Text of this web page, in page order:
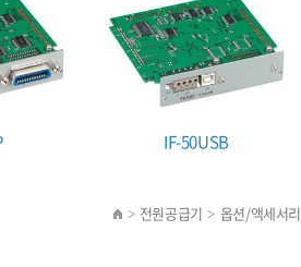
IF-50USB
> 전원공급기 > 옵션/액세서리